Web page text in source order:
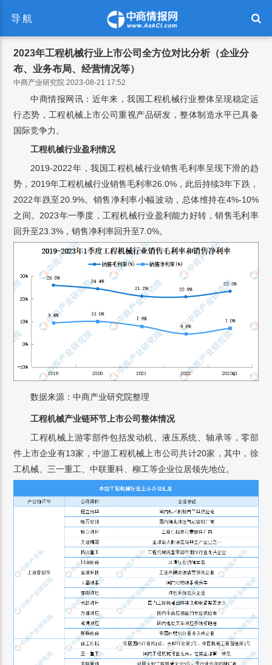
导航
2023年工程机械行业上市公司全方位对比分析（企业分
布、业务布局、经营情况等）
中商产业研究院 2023-08-21 17:52
中商情报网讯：近年来，我国工程机械行业整体呈现稳定运
行态势，工程机械上市公司重视产品研发，整体制造水平已具备
国际竞争力。
工程机械行业盈利情况
2019-2022年，我国工程机械行业销售毛利率呈现下滑的趋
势，2019年工程机械行业销售毛利率26.0%，此后持续3年下跌，
2022年跌至20.9%。销售净利率小幅波动，总体维持在4%-10%
之间。2023年一季度，工程机械行业盈利能力好转，销售毛利率
回升至23.3%，销售净利率回升至7.0%。
数据来源：中商产业研究院整理
工程机械产业链环节上市公司整体情况
工程机械上游零部件包括发动机、液压系统、轴承等，零部
件上市企业有13家，中游工程机械上市公司共计20家，其中，徐
工机械、三一重工、中联重科、柳工等企业位居领先地位。